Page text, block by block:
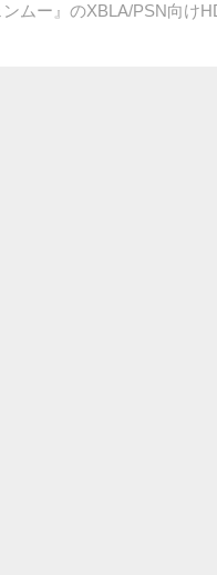
ムー』のXBLA/PSN向け